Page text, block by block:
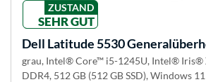
ZUSTAND
SEHR GUT
Dell Latitude 5530
grau, Intel® Core™ i5-1245U, Intel® Iris®
DDR4, 512 GB (512 GB SSD), Windows